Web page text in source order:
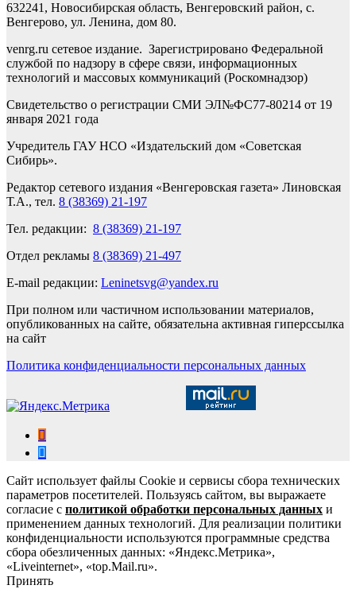
632241, Новосибирская область, Венгеровский район, с.
Венгерово, ул. Ленина, дом 80.
venrg.ru сетевое издание. Зарегистрировано Федеральной
службой по надзору в сфере связи, информационных
технологий и массовых коммуникаций (Роскомнадзор)
Свидетельство о регистрации СМИ ЭЛ№ФС77-80214 от 19
января 2021 года
Учредитель ГАУ НСО «Издательский дом «Советская
Сибирь».
Редактор сетевого издания «Венгеровская газета» Линовская
Т.А., тел. 8 (38369) 21-197
Тел. редакции: 8 (38369) 21-197
Отдел рекламы 8 (38369) 21-497
E-mail редакции: Leninetsvg@yandex.ru
При полном или частичном использовании материалов,
опубликованных на сайте, обязательна активная гиперссылка
на сайт
Политика конфиденциальности персональных данных
Сайт использует файлы Cookie и сервисы сбора технических
параметров посетителей. Пользуясь сайтом, вы выражаете
согласие с политикой обработки персональных данных и
применением данных технологий. Для реализации политики
конфиденциальности используются программные средства
сбора обезличенных данных: «Яндекс.Метрика»,
«Liveinternet», «top.Mail.ru».
Принять